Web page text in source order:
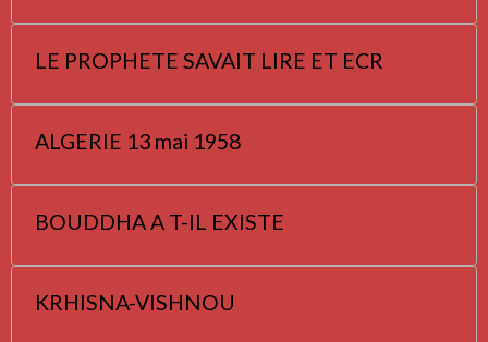
LE PROPHETE SAVAIT LIRE ET ECR
ALGERIE 13 mai 1958
BOUDDHA A T-IL EXISTE
KRHISNA-VISHNOU